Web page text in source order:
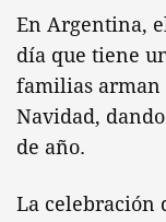
En Argentina,
día que tiene
familias arman
Navidad,
de año.
La celebración